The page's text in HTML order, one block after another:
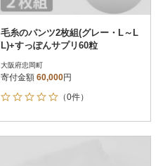
毛糸のパンツ2枚組(グレー・L～L
L)+すっぽんサプリ60粒
大阪府忠岡町
寄付金額 60,000円
（0件）